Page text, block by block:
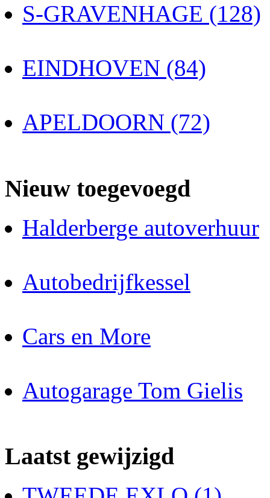
S-GRAVENHAGE (128)
EINDHOVEN (84)
APELDOORN (72)
Nieuw toegevoegd
Halderberge autoverhuur
Autobedrijfkessel
Cars en More
Autogarage Tom Gielis
Laatst gewijzigd